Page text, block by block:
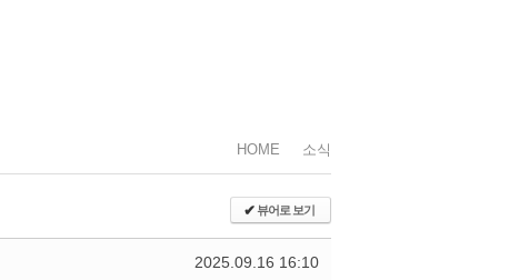
HOME 소식
✔뷰어로 보기
2025.09.16 16:10